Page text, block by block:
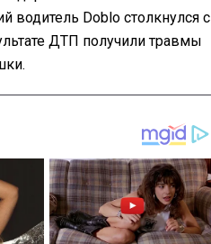
водитель Doblo столкнулся с
ДТП получили травмы